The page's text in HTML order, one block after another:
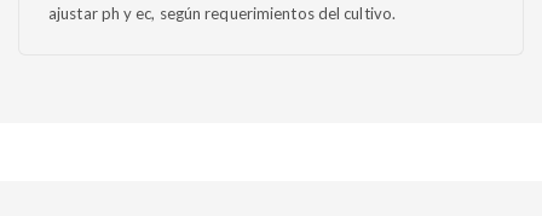
ajustar ph y ec, según requerimientos del cultivo.